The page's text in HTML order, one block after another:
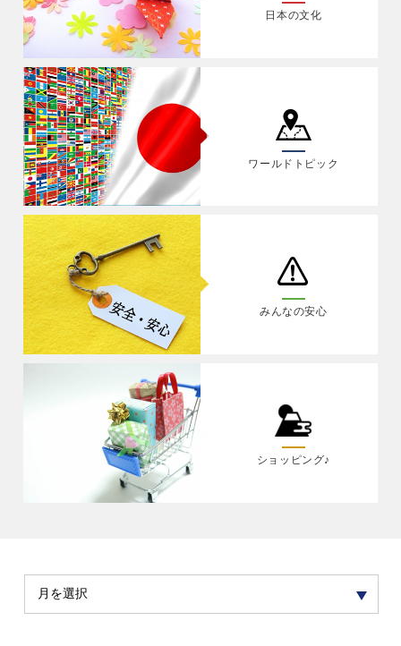
日本の文化
ワールドトピック
みんなの安心
ショッピング♪